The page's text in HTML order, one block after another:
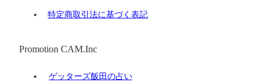
特定商取引法に基づく表記
Promotion CAM.Inc
ゲッターズ飯田の占い